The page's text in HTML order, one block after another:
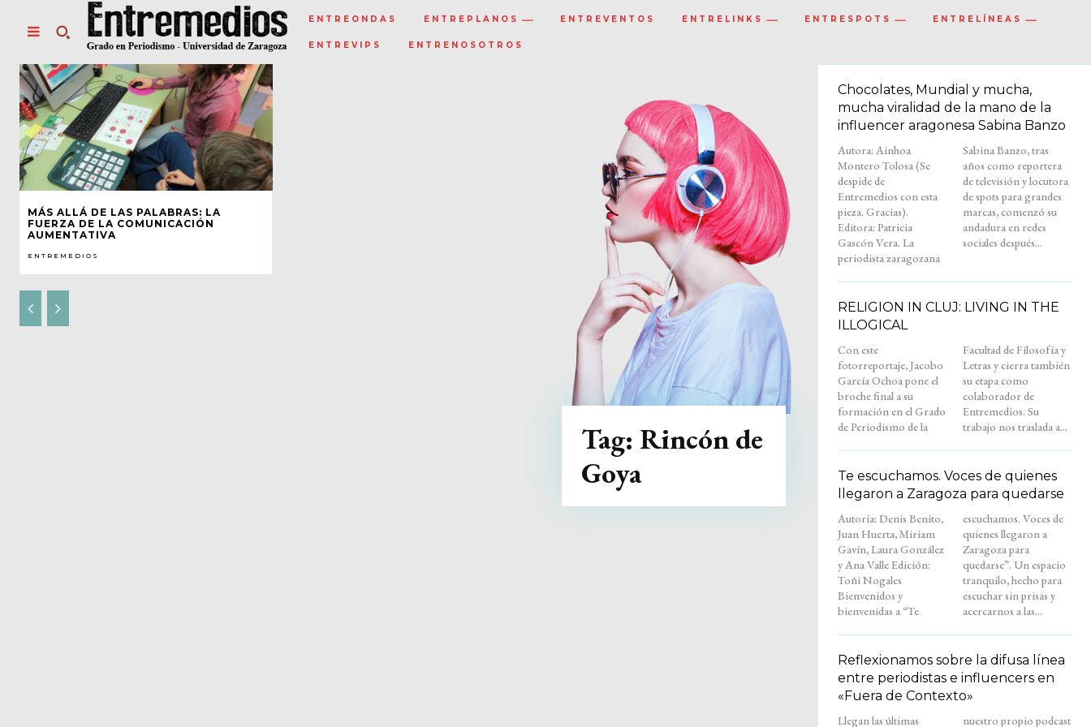
ENTREONDAS ENTREPLANOS ENTREVENTOS ENTRELINKS ENTRESPOTS ENTRELÍNEAS
ENTREVIPS ENTRENOSOTROS
MÁS ALLÁ DE LAS PALABRAS: LA
FUERZA DE LA COMUNICACIÓN
AUMENTATIVA
ENTREMEDIOS
Tag: Rincón de
Goya
Chocolates, Mundial y mucha,
mucha viralidad de la mano de la
influencer aragonesa Sabina Banzo
Autora: Ainhoa
Montero Tolosa (Se
despide de
Entremedios con esta
pieza. Gracias).
Editora: Patricia
Gascón Vera. La
periodista zaragozana
Sabina Banzo, tras
años como reportera
de televisión y locutora
de spots para grandes
marcas, comenzó su
andadura en redes
sociales después...
RELIGION IN CLUJ: LIVING IN THE
ILLOGICAL
Con este
fotorreportaje, Jacobo
García Ochoa pone el
broche final a su
formación en el Grado
de Periodismo de la
Facultad de Filosofía y
Letras y cierra también
su etapa como
colaborador de
Entremedios. Su
trabajo nos traslada a...
Te escuchamos. Voces de quienes
llegaron a Zaragoza para quedarse
Autoría: Denis Benito,
Juan Huerta, Miriam
Gavín, Laura González
y Ana Valle Edición:
Toñi Nogales
Bienvenidos y
bienvenidas a “Te
escuchamos. Voces de
quienes llegaron a
Zaragoza para
quedarse”. Un espacio
tranquilo, hecho para
escuchar sin prisas y
acercarnos a las...
Reflexionamos sobre la difusa línea
entre periodistas e influencers en
«Fuera de Contexto»
Llegan las últimas
nuestro propio podcast